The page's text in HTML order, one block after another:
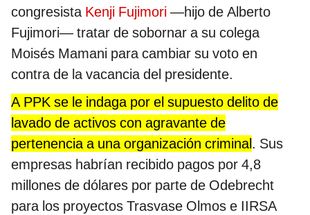
congresista Kenji Fujimori —hijo de Alberto
Fujimori— tratar de sobornar a su colega
Moisés Mamani para cambiar su voto en
contra de la vacancia del presidente.
A PPK se le indaga por el supuesto delito de
lavado de activos con agravante de
pertenencia a una organización criminal. Sus
empresas habrían recibido pagos por 4,8
millones de dólares por parte de Odebrecht
para los proyectos Trasvase Olmos e IIRSA